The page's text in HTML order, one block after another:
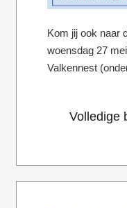
Kom jij ook naar
woensdag 27
Valkennest
Volledige